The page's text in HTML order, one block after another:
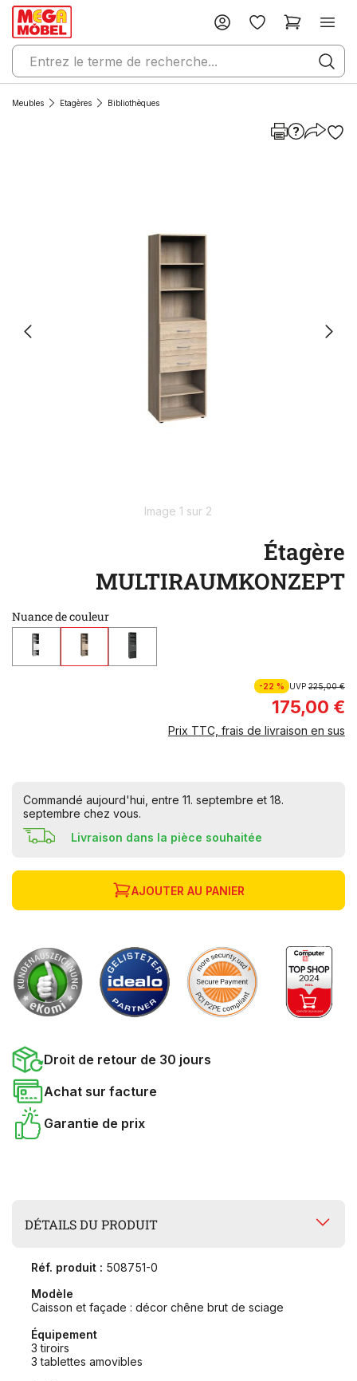
Meubles Etagères Bibliothèques
Image 1 sur 2
Étagère
MULTIRAUMKONZEPT
Nuance de couleur
-22 % UVP225,00 €
175,00 €
Prix TTC, frais de livraison en sus
Commandé aujourd'hui, entre 11. septembre et 18.
septembre chez vous.
Livraison dans la pièce souhaitée
AJOUTER AU PANIER
Droit de retour de 30 jours
Achat sur facture
Garantie de prix
DÉTAILS DU PRODUIT
Réf. produit : 508751-0
Modèle
Caisson et façade : décor chêne brut de sciage
Équipement
3 tiroirs
3 tablettes amovibles